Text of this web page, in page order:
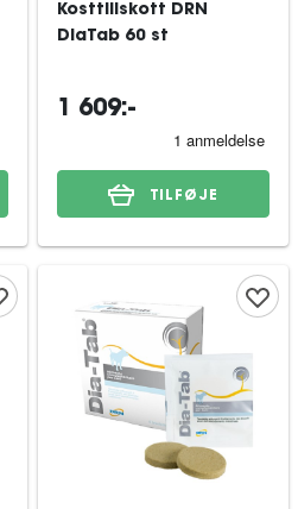
Kosttillskott DRN
DiaTab 60 st
1 609:-
TILFØJE